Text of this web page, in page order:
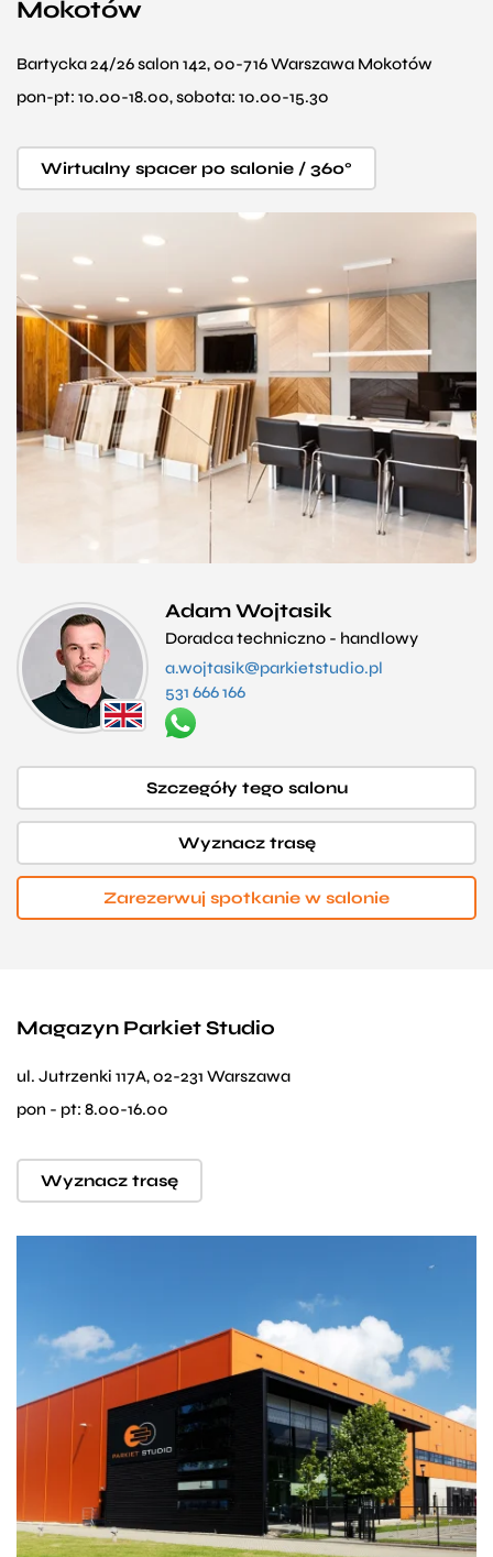
Mokotów
Bartycka 24/26 salon 142, 00-716 Warszawa Mokotów
pon-pt: 10.00-18.00, sobota: 10.00-15.30
Wirtualny spacer po salonie / 360°
Adam Wojtasik
Doradca techniczno - handlowy
a.wojtasik@parkietstudio.pl
531 666 166
Szczegóły tego salonu
Wyznacz trasę
Zarezerwuj spotkanie w salonie
Magazyn Parkiet Studio
ul. Jutrzenki 117A, 02-231 Warszawa
pon - pt: 8.00-16.00
Wyznacz trasę